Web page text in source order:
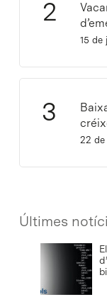
15 de
22 de
Últimes